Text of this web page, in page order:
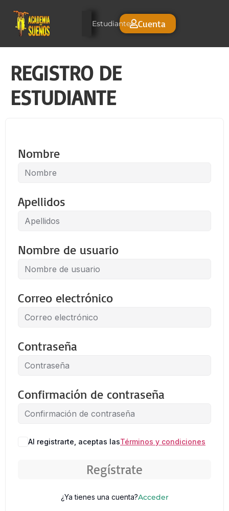
Estudiantes Cuenta
REGISTRO DE
ESTUDIANTE
Nombre
Apellidos
Nombre de usuario
Correo electrónico
Contraseña
Confirmación de contraseña
Al registrarte, aceptas lasTérminos y condiciones
Regístrate
¿Ya tienes una cuenta?Acceder